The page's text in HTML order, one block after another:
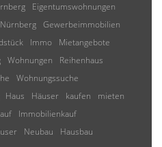
Eigentumswohnungen
Gewerbeimmobilien
Immo
Mietangebote
Wohnungen
Reihenhaus
Wohnungssuche
Haus Häuser kaufen
mieten
Immobilienkauf
Neubau Hausbau